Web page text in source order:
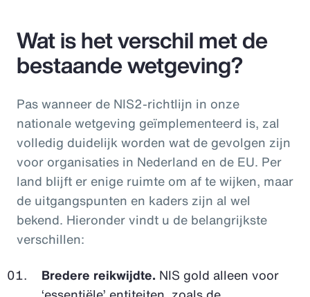
Wat is het verschil met de
bestaande wetgeving?
Pas wanneer de NIS2-richtlijn in onze
nationale wetgeving geïmplementeerd is, zal
volledig duidelijk worden wat de gevolgen zijn
voor organisaties in Nederland en de EU. Per
land blijft er enige ruimte om af te wijken, maar
de uitgangspunten en kaders zijn al wel
bekend. Hieronder vindt u de belangrijkste
verschillen:
Bredere reikwijdte. NIS gold alleen voor